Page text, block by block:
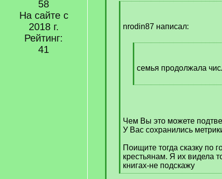
58
На сайте с
2018 г.
Рейтинг:
41
]nrodin87 написал:
]семья продолжала
[
Чем Вы это можете
У Вас сохранились
Поищите тогда сказку по
крестьянам. Я их видела
книгах-не подскажу
[